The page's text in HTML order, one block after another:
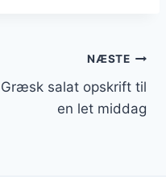
NÆSTE
Græsk salat opskrift til
en let middag